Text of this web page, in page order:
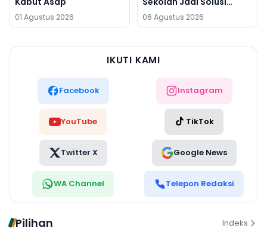
01 Agustus 2026
Kekurangan Guru
06 Agustus 2026
IKUTI KAMI
Facebook Instagram
YouTube TikTok
Twitter X Google News
WA Channel Telepon Redaksi
Pilihan Indeks